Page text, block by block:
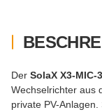
Der SolaX X3-MIC-
Wechselrichter aus
private PV-